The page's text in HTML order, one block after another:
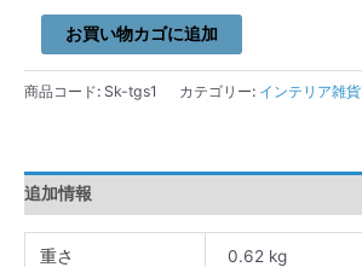
お買い物カゴに追加
商品コード: Sk-tgs1 カテゴリー: インテリア雑貨
追加情報
重さ 0.62 kg